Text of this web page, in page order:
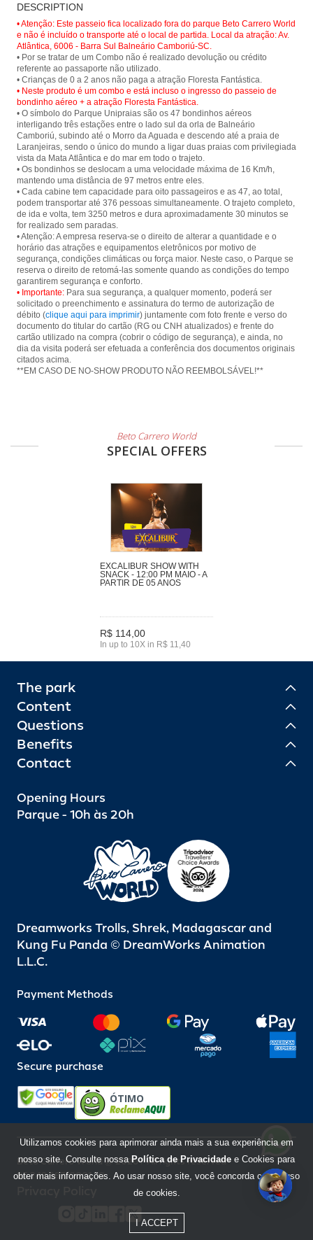
panoramic view of the city and its
beautiful beaches.
DESCRIPTION
• Atenção: Este passeio fica localizado fora do parque Beto Carrero World
e não é incluído o transporte até o local de partida. Local da atração: Av.
Atlântica, 6006 - Barra Sul Balneário Camboriú-SC.
• Por se tratar de um Combo não é realizado devolução ou crédito
referente ao passaporte não utilizado.
• Neste produto é um combo e está incluso o ingresso do passeio de
bondinho aéreo + a atração Floresta Fantástica.
• O símbolo do Parque Unipraias são os 47 bondinhos aéreos
interligando três estações entre o lado sul da orla de Balneário
Camboriú, subindo até o Morro da Aguada e descendo até a praia de
Laranjeiras, sendo o único do mundo a ligar duas praias com privilegiada
vista da Mata Atlântica e do mar em todo o trajeto.
• Os bondinhos se deslocam a uma velocidade máxima de 16 Km/h,
mantendo uma distância de 97 metros entre eles.
• Cada cabine tem capacidade para oito passageiros e as 47, ao total,
podem transportar até 376 pessoas simultaneamente. O trajeto completo,
de ida e volta, tem 3250 metros e dura aproximadamente 30 minutos se
for realizado sem paradas.
• Atenção: A empresa reserva-se o direito de alterar a quantidade e o
horário das atrações e equipamentos eletrônicos por motivo de
segurança, condições climáticas ou força maior. Neste caso, o Parque se
reserva o direito de retomá-las somente quando as condições do tempo
• Importante: Para sua segurança, a qualquer momento, poderá ser
solicitado o preenchimento e assinatura do termo de autorização de
débito (clique aqui para imprimir) juntamente com foto frente e verso do
documento do titular do cartão (RG ou CNH atualizados) e frente do
cartão utilizado na compra (cobrir o código de segurança), e ainda, no
dia da visita poderá ser efetuada a conferência dos documentos originais
citados acima.
**EM CASO DE NO-SHOW PRODUTO NÃO REEMBOLSÁVEL!**
Beto Carrero World
SPECIAL OFFERS
EXCALIBUR SHOW WITH
SNACK - 12:00 PM MAIO - A
PARTIR DE 05 ANOS
R$ 114,00
In up to 10X in R$ 11,40
The park
Content
Questions
Benefits
Contact
Opening Hours
Parque - 10h às 20h
Dreamworks Trolls, Shrek, Madagascar and
Kung Fu Panda © DreamWorks Animation
L.L.C.
Payment Methods
Secure purchase
ÓTIMO
Beto Carrero World @ 2026 / All rights reserved
85.248.987/0001-10
Utilizamos cookies para aprimorar ainda mais a sua experiência em
nosso site. Consulte nossa Política de Privacidade e Cookies para
obter mais informações. Ao usar nosso site, você concorda com o uso
de cookies.
I ACCEPT